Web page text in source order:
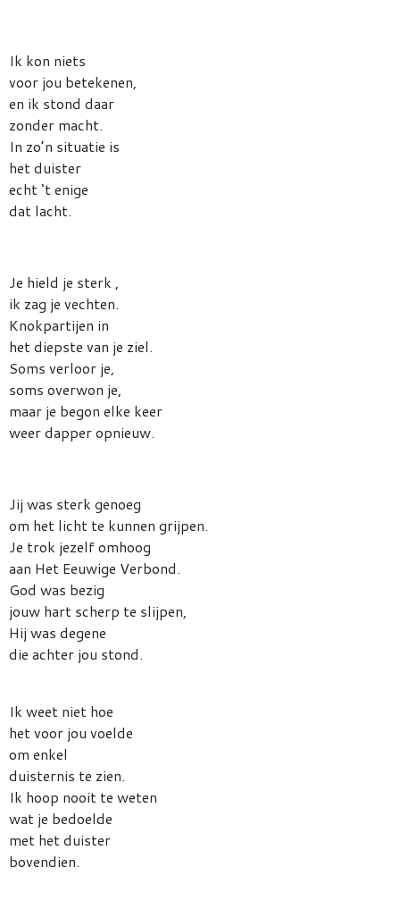
Ik kon niets
voor jou betekenen,
en ik stond daar
zonder macht.
In zo’n situatie is
het duister
echt ‘t enige
dat lacht.
Je hield je sterk ,
ik zag je vechten.
Knokpartijen in
het diepste van je ziel.
Soms verloor je,
soms overwon je,
maar je begon elke keer
weer dapper opnieuw.
Jij was sterk genoeg
om het licht te kunnen grijpen.
Je trok jezelf omhoog
aan Het Eeuwige Verbond.
God was bezig
jouw hart scherp te slijpen,
Hij was degene
die achter jou stond.
Ik weet niet hoe
het voor jou voelde
om enkel
duisternis te zien.
Ik hoop nooit te weten
wat je bedoelde
met het duister
bovendien.